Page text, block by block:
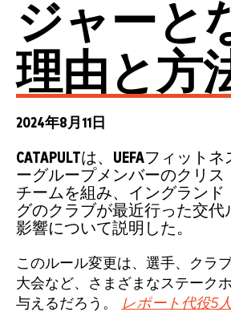
ジャーと
理由と方
2024年8月11日
CATAPULTは、UEFAフィット
ーグループメンバーのクリス
チームを組み、イングランド
グのクラブが最近行った交代
影響について説明した。
このルール変更は、選手、クラ
大会など、さまざまなステーク
与えるだろう。
レポート代役5